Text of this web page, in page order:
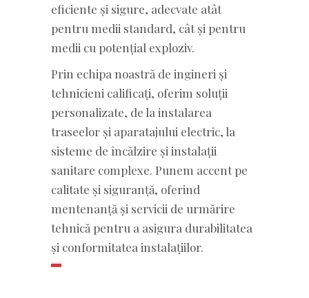
eficiente și sigure, adecvate atât
pentru medii standard, cât și pentru
medii cu potențial exploziv.
Prin echipa noastră de ingineri și
tehnicieni calificați, oferim soluții
personalizate, de la instalarea
traseelor și aparatajului electric, la
sisteme de încălzire și instalații
sanitare complexe. Punem accent pe
calitate și siguranță, oferind
mentenanță și servicii de urmărire
tehnică pentru a asigura durabilitatea
și conformitatea instalațiilor.